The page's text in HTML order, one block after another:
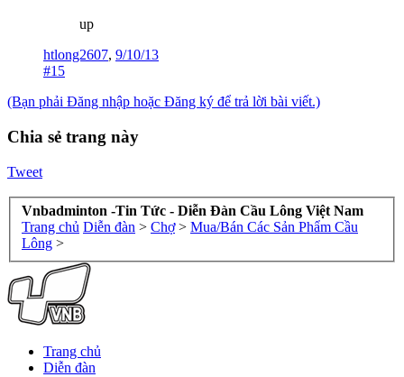
up
htlong2607, 9/10/13
#15
(Bạn phải Đăng nhập hoặc Đăng ký để trả lời bài viết.)
Chia sẻ trang này
Tweet
Vnbadminton -Tin Tức - Diễn Đàn Cầu Lông Việt Nam
Trang chủ Diễn đàn > Chợ > Mua/Bán Các Sản Phẩm Cầu
Lông >
Trang chủ
Diễn đàn